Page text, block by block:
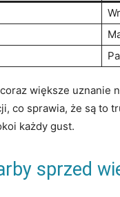
większe
co sprawia, że są to
każdy gust.
sprzed